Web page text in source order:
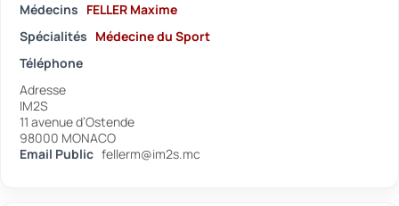
Médecins FELLER Maxime
Spécialités Médecine du Sport
Téléphone
Adresse
IM2S
11 avenue d’Ostende
98000 MONACO
Email Public fellerm@im2s.mc